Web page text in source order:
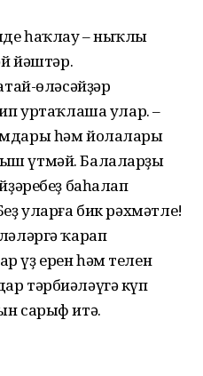
һаҡлау – ныҡлы
йәштәр.
өләсәйҙәр
уртаҡлаша улар. –
һәм йолалары
үтмәй. Балаларҙы
баһалап
уларға бик рәхмәтле!
ҡарап
үҙ ерен һәм телен
тәрбиәләүгә күп
сарыф итә.